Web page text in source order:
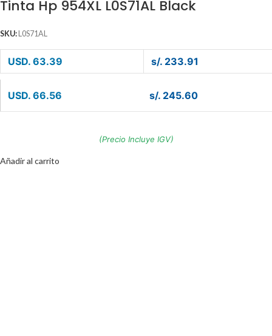
Tinta Hp 954XL L0S71AL Black
SKU: L0S71AL
USD. 63.39 s/. 233.91
USD. 66.56 s/. 245.60
(Precio Incluye IGV)
Añadir al carrito